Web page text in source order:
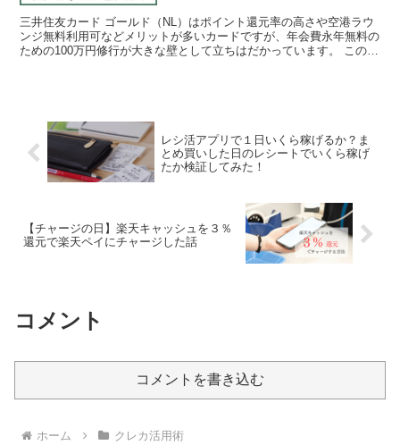
三井住友カード ゴールド（NL）はポイント還元率の高さや空港ラウ
ンジ無料利用可などメリットが多いカードですが、年会費永年無料の
ための100万円修行が大きな壁として立ちはだかっています。 この記
レシ活アプリで１日いくら稼げるか？ま
とめ買いした日のレシートでいくら稼げ
たか検証してみた！
【チャージの日】楽天キャッシュを３％
還元で楽天ペイにチャージした話
コメント
コメントを書き込む
ホーム クレカ活用術